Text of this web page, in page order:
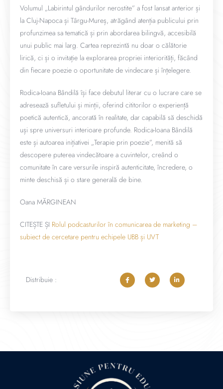
Volumul „Labirintul gândurilor nerostite” a fost lansat anterior și
la Cluj-Napoca și Târgu-Mureș, atrăgând atenția publicului prin
profunzimea sa tematică și prin abordarea bilingvă, accesibilă
unui public mai larg. Cartea reprezintă nu doar o călătorie
lirică, ci și o invitație la explorarea propriei interiorități, făcând
din fiecare poezie o oportunitate de vindecare și înțelegere.
Rodica-Ioana Bândilă își face debutul literar cu o lucrare care se
adresează sufletului și minții, oferind cititorilor o experiență
poetică autentică, ancorată în realitate, dar capabilă să deschidă
uși spre universuri interioare profunde. Rodica-Ioana Bândilă
este și autoarea inițiativei „Terapie prin poezie”, menită să
descopere puterea vindecătoare a cuvintelor, creând o
comunitate în care versurile inspiră autenticitate, încredere, o
minte deschisă și o stare generală de bine.
Oana MĂRGINEAN
CITEȘTE ȘI Rolul podcasturilor în comunicarea de marketing –
subiect de cercetare pentru echipele UBB și UVT
Distribuie :